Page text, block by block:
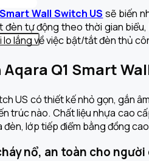
Wall Switch US sẽ biến
tự động theo thời gian
lắng về việc bật/tắt đèn thủ
Q1 Smart
US có thiết kế nhỏ gọn, gắn
trúc nào. Chất liệu nhựa cao
lớp tiếp điểm bằng đồng
nổ, an toàn cho người